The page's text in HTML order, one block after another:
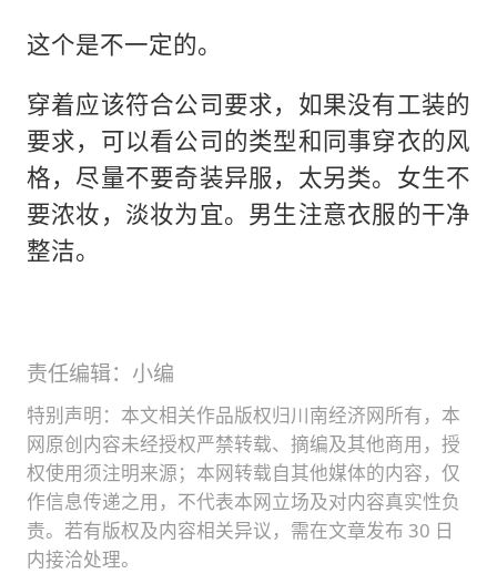
这个是不一定的。
穿着应该符合公司要求，如果没有工装的
要求，可以看公司的类型和同事穿衣的风
格，尽量不要奇装异服，太另类。女生不
要浓妆，淡妆为宜。男生注意衣服的干净
整洁。
责任编辑：小编
特别声明：本文相关作品版权归川南经济网所有，本
网原创内容未经授权严禁转载、摘编及其他商用，授
权使用须注明来源；本网转载自其他媒体的内容，仅
作信息传递之用，不代表本网立场及对内容真实性负
责。若有版权及内容相关异议，需在文章发布 30 日
内接洽处理。